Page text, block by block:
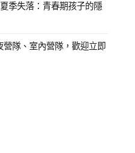
季失落：青春期孩子的隱
隊、室內營隊，歡迎立即